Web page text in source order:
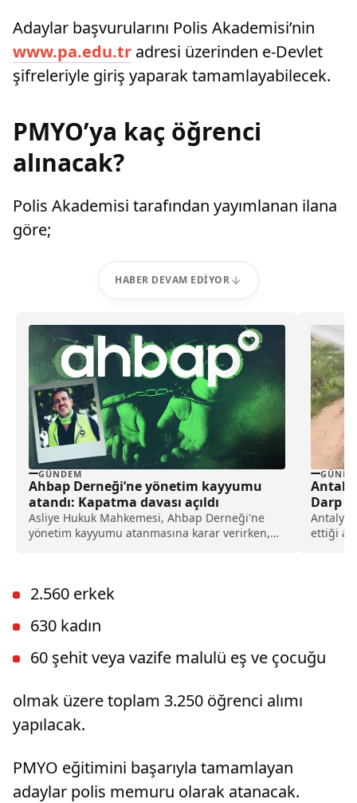
Adaylar başvurularını Polis Akademisi’nin
www.pa.edu.tr adresi üzerinden e-Devlet
şifreleriyle giriş yaparak tamamlayabilecek.
PMYO’ya kaç öğrenci
alınacak?
Polis Akademisi tarafından yayımlanan ilana
göre;
HABER DEVAM EDIYOR
GÜNDEM
Ahbap Derneği’ne yönetim kayyumu
atandı: Kapatma davası açıldı
Asliye Hukuk Mahkemesi, Ahbap Derneği'ne
yönetim kayyumu atanmasına karar verirken,
Darp
ettiği
2.560 erkek
630 kadın
60 şehit veya vazife malulü eş ve çocuğu
olmak üzere toplam 3.250 öğrenci alımı
yapılacak.
PMYO eğitimini başarıyla tamamlayan
adaylar polis memuru olarak atanacak.